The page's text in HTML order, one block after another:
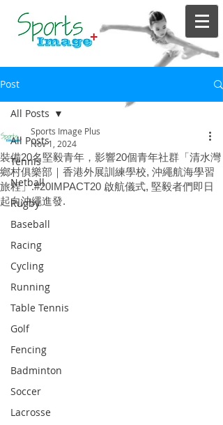
Post
All Posts
Tennis
Netball
Rugby
Baseball
Racing
Cycling
Running
Table Tennis
Golf
Fencing
Badminton
Soccer
Lacrosse
All Posts
裝備20名堅毅青年，影響20個青年社群「清水灣
鄉村俱樂部｜香港外展訓練學校, 沖繩航海學習
旅程」.#20IMPACT20 啟航儀式, 堅毅者們即日
起向沖繩進發.
Sports Image Plus
Nov 1, 2024